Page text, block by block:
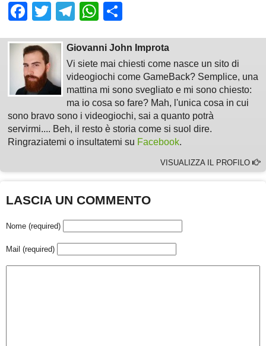
Facebook
TwitterTelegram
WhatsApp
Giovanni John Improta
Vi siete mai chiesti come nasce un sito di
videogiochi come GameBack? Semplice, una
mattina mi sono svegliato e mi sono chiesto:
ma io cosa so fare? Mah, l'unica cosa in cui
sono bravo sono i videogiochi, sai a quanto potrà
servirmi.... Beh, il resto è storia come si suol dire.
Ringraziatemi o insultatemi su Facebook.
VISUALIZZA IL PROFILO
LASCIA UN COMMENTO
Nome (required)
Mail (required)